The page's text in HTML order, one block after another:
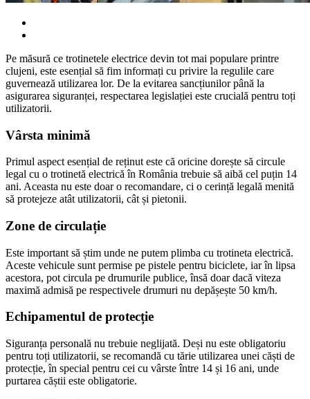
Pe măsură ce trotinetele electrice devin tot mai populare printre
clujeni, este esențial să fim informați cu privire la regulile care
guvernează utilizarea lor. De la evitarea sancțiunilor până la
asigurarea siguranței, respectarea legislației este crucială pentru toți
utilizatorii.
Vârsta minimă
Primul aspect esențial de reținut este că oricine dorește să circule
legal cu o trotinetă electrică în România trebuie să aibă cel puțin 14
ani. Aceasta nu este doar o recomandare, ci o cerință legală menită
să protejeze atât utilizatorii, cât și pietonii.
Zone de circulație
Este important să știm unde ne putem plimba cu trotineta electrică.
Aceste vehicule sunt permise pe pistele pentru biciclete, iar în lipsa
acestora, pot circula pe drumurile publice, însă doar dacă viteza
maximă admisă pe respectivele drumuri nu depășește 50 km/h.
Echipamentul de protecție
Siguranța personală nu trebuie neglijată. Deși nu este obligatoriu
pentru toți utilizatorii, se recomandă cu tărie utilizarea unei căști de
protecție, în special pentru cei cu vârste între 14 și 16 ani, unde
purtarea căștii este obligatorie.